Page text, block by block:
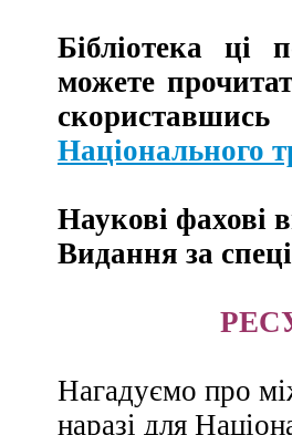
Бібліотека ці
можете
Національного
Наукові фахові
Видання за
Нагадуємо про
наразі для